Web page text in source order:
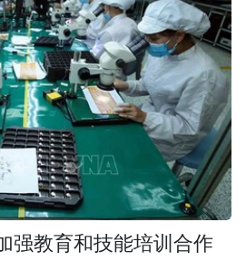
强教育和技能培训合作